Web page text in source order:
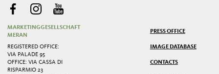
MARKETINGGESELLSCHAFT
MERAN
REGISTERED OFFICE:
VIA PALADE 95
OFFICE: VIA CASSA DI
RISPARMIO 23
PRESS OFFICE
IMAGE DATABASE
CONTACTS